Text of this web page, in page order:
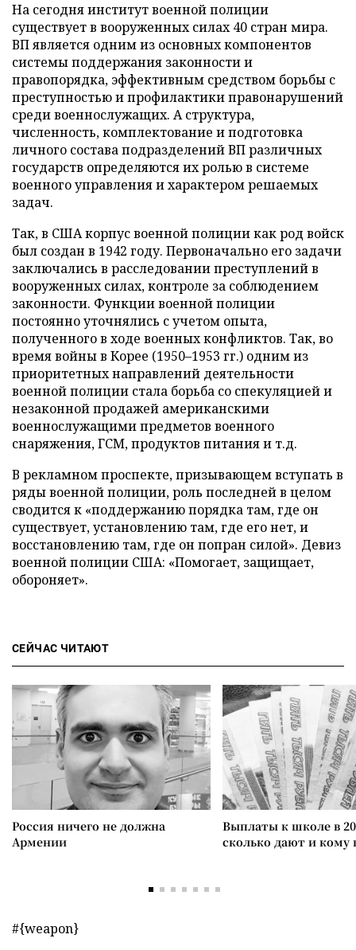
На сегодня институт военной полиции
существует в вооруженных силах 40 стран мира.
ВП является одним из основных компонентов
системы поддержания законности и
правопорядка, эффективным средством борьбы с
преступностью и профилактики правонарушений
среди военнослужащих. А структура,
численность, комплектование и подготовка
личного состава подразделений ВП различных
государств определяются их ролью в системе
военного управления и характером решаемых
задач.
Так, в США корпус военной полиции как род войск
был создан в 1942 году. Первоначально его задачи
заключались в расследовании преступлений в
вооруженных силах, контроле за соблюдением
законности. Функции военной полиции
постоянно уточнялись с учетом опыта,
полученного в ходе военных конфликтов. Так, во
время войны в Корее (1950–1953 гг.) одним из
приоритетных направлений деятельности
военной полиции стала борьба со спекуляцией и
незаконной продажей американскими
военнослужащими предметов военного
снаряжения, ГСМ, продуктов питания и т.д.
В рекламном проспекте, призывающем вступать в
ряды военной полиции, роль последней в целом
сводится к «поддержанию порядка там, где он
существует, установлению там, где его нет, и
восстановлению там, где он попран силой». Девиз
военной полиции США: «Помогает, защищает,
обороняет».
СЕЙЧАС ЧИТАЮТ
Россия ничего не должна
Армении
Выплаты к школе в
сколько дают и
#{weapon}